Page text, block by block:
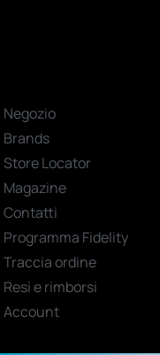
Negozio
Brands
Store Locator
Magazine
Contatti
Programma Fidelity
Traccia ordine
Resi e rimborsi
Account